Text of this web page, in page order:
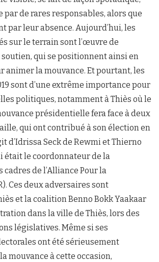
par de rares responsables, alors que
par leur absence. Aujourd’hui, les
sur le terrain sont l’œuvre de
qui se positionnent ainsi en
animer la mouvance. Et pourtant, les
sont d’une extrême importance pour
politiques, notamment à Thiès où le
présidentielle fera face à deux
qui ont contribué à son élection en
d’Idrissa Seck de Rewmi et Thierno
était le coordonnateur de la
cadres de l’Alliance Pour la
Ces deux adversaires sont
et la coalition Benno Bokk Yaakaar
dans la ville de Thiès, lors des
législatives. Même si ses
ont été sérieusement
mouvance à cette occasion,